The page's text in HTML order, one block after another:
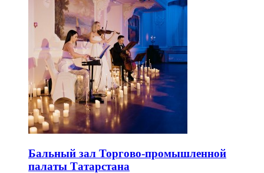
Бальный зал Торгово-промышленной
палаты Татарстана